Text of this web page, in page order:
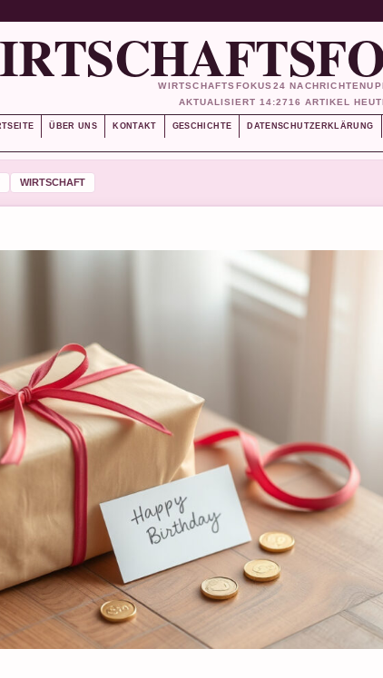
WIRTSCHAFTSFOKUS24
AKTUALISIERT 14:2716 ARTIKEL
ÜBER UNS KONTAKT GESCHICHTE DATENSCHUTZERKLÄRUNG
WIRTSCHAFT